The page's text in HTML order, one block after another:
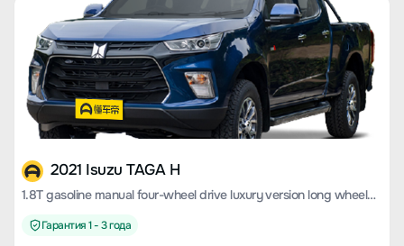
2021 Isuzu TAGA H
1.8T gasoline manual four-wheel drive luxury version long wheelbase CE18
Гарантия 1 - 3 года